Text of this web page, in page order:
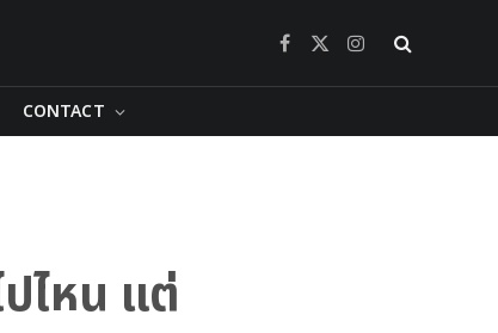
Facebook
X
Instagram
CONTACT
ไหน แต่